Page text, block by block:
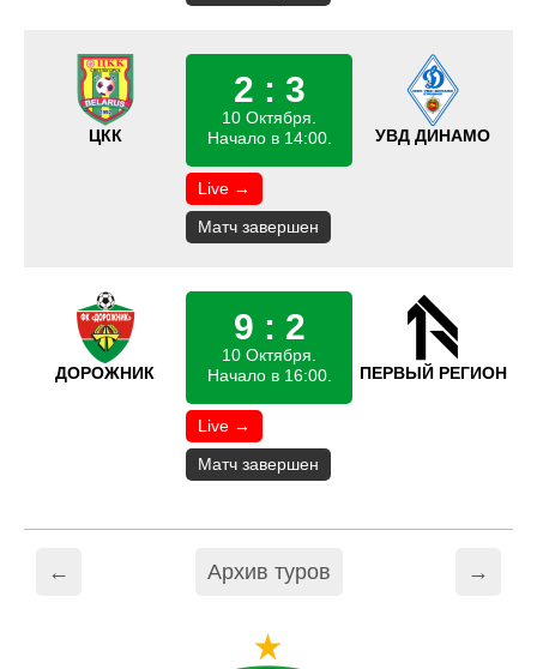
ЦКК
2 : 3
10 Октября.
Начало в 14:00.
Live →
Матч завершен
УВД ДИНАМО
ДОРОЖНИК
9 : 2
10 Октября.
Начало в 16:00.
Live →
Матч завершен
ПЕРВЫЙ РЕГИОН
← Архив туров →